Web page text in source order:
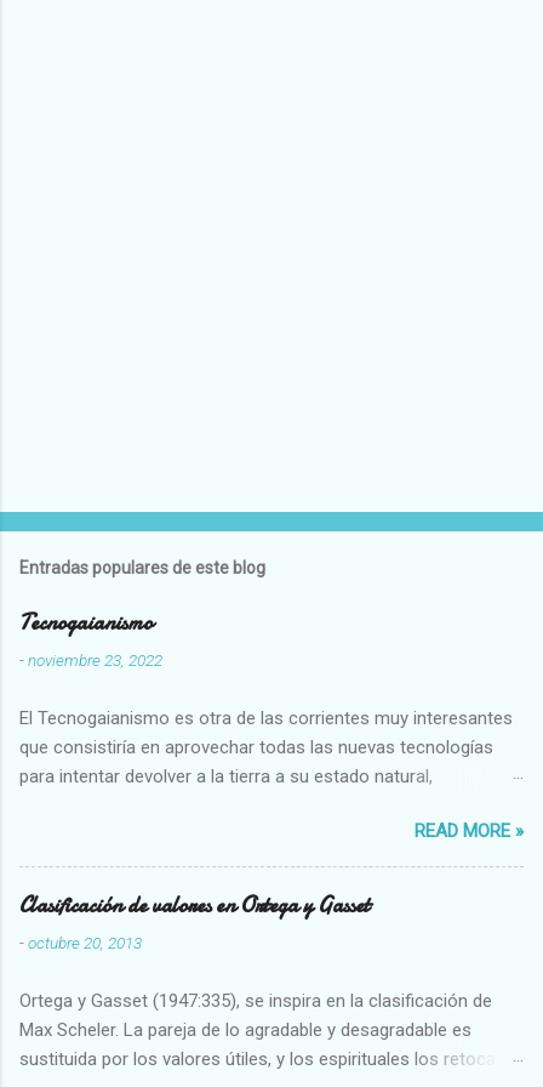
Entradas populares de este blog
Tecnogaianismo
-noviembre 23, 2022
El Tecnogaianismo es otra de las corrientes muy interesantes
que consistiría en aprovechar todas las nuevas tecnologías
para intentar devolver a la tierra a su estado natural,
READ MORE »
Clasificación de valores en Ortega y Gasset
-octubre 20, 2013
Ortega y Gasset (1947:335), se inspira en la clasificación de
Max Scheler. La pareja de lo agradable y desagradable es
sustituida por los valores útiles, y los espirituales los retoca.